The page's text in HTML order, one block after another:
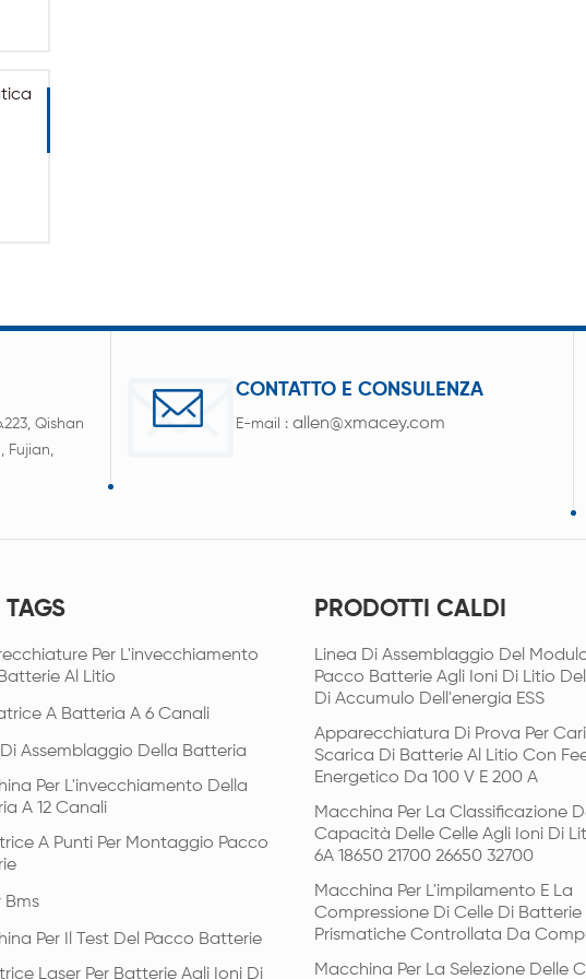
Qishan
Fujian,
CONTATTO E CONSULENZA
E-mail :allen@xmacey.com
TAGS
Per L'invecchiamento
Al Litio
A Batteria A 6 Canali
Assemblaggio Della Batteria
Per L'invecchiamento Della
A 12 Canali
A Punti Per Montaggio Pacco
Bms
Per Il Test Del Pacco Batterie
Laser Per Batterie Agli Ioni Di
PRODOTTI CALDI
Linea Di Assemblaggio Del
Pacco Batterie Agli Ioni Di Litio
Di Accumulo Dell'energia ESS
Apparecchiatura Di Prova Per
Scarica Di Batterie Al Litio Con
Energetico Da 100 V E 200 A
Macchina Per La Classificazione
Capacità Delle Celle Agli Ioni Di
6A 18650 21700 26650 32700
Macchina Per L'impilamento E La
Compressione Di Celle Di Batterie
Prismatiche Controllata Da
Macchina Per La Selezione Delle